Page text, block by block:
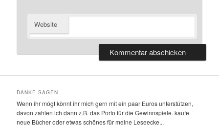
Website
DANKE SAGEN….
Wenn ihr mögt könnt ihr mich gern mit ein paar Euros unterstützen,
davon zahlen ich dann z.B. das Porto für die Gewinnspiele. kaufe
neue Bücher oder etwas schönes für meine Leseecke...